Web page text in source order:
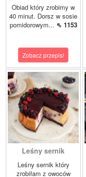
Obiad który zrobimy w
40 minut. Dorsz w sosie
pomidorowym... ⇖ 1153
Zobacz przepis!
Leśny sernik
Leśny sernik który
zrobiłam z owoców